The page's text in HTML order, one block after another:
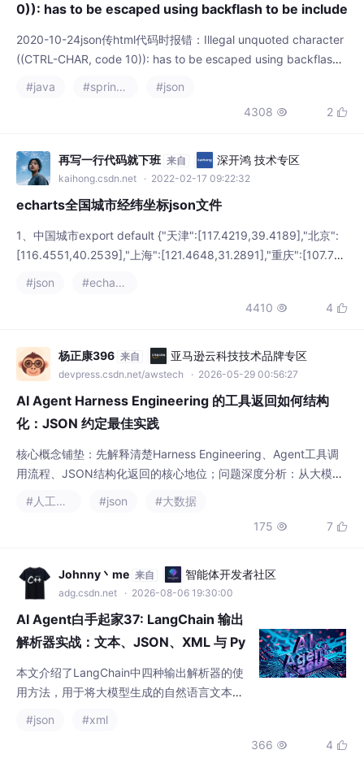
0)): has to be escaped using backflash to be include
d
2020-10-24json传html代码时报错：Illegal unquoted character
((CTRL-CHAR, code 10)): has to be escaped using backflash t
llow-unquoted-control-chars=true
#java #spring boot
#json
4308  2 
再写一行代码就下班 来自 深开鸿 技术专区
kaihong.csdn.net · 2022-02-17 09:22:32
echarts全国城市经纬坐标json文件
1、中国城市export default {"天津":[117.4219,39.4189],"北京":
[116.4551,40.2539],"上海":[121.4648,31.2891],"重庆":[107.75
255],"滁州":[118.1909,32.536],"宣城":[118.8
#json
#echarts
4410  4 
杨正康396 来自 亚马逊云科技技术品牌专区
devpress.csdn.net/awstech · 2026-05-29 00:56:27
AI Agent Harness Engineering 的工具返回如何结构
化：JSON 约定最佳实践
核心概念铺垫：先解释清楚Harness Engineering、Agent工具调
用流程、JSON结构化返回的核心地位；问题深度分析：从大模型
输出、Prompt设计、工具Harness三个维度，剖析JSON结构化返
回失败的根本原因；百万级验证后的JSON约定最佳实践：这是本
文的核心内容，将分顶层结构约定元数据字段约定结果数据字段约
分详细讲解；
#人工智能 #json
#大数据
175  7 
Johnny丶me 来自 智能体开发者社区
adg.csdn.net · 2026-08-06 19:30:00
AI Agent白手起家37: LangChain 输出
解析器实战：文本、JSON、XML 与 Py
dantic
本文介绍了LangChain中四种输出解析器的使
用方法，用于将大模型生成的自然语言文本转
的作用：在LangChain数据流中负责格式转
#json
#xml
366  4 